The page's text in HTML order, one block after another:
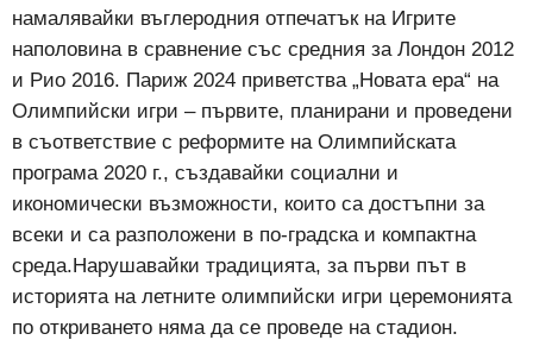
намалявайки въглеродния отпечатък на Игрите
наполовина в сравнение със средния за Лондон 2012
и Рио 2016. Париж 2024 приветства „Новата ера“ на
Олимпийски игри – първите, планирани и проведени
в съответствие с реформите на Олимпийската
програма 2020 г., създавайки социални и
икономически възможности, които са достъпни за
всеки и са разположени в по-градска и компактна
среда.Нарушавайки традицията, за първи път в
историята на летните олимпийски игри церемонията
по откриването няма да се проведе на стадион.